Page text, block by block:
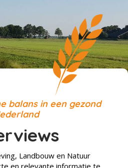
balans in een gezond
Landbouw en Natuur
en relevante informatie te